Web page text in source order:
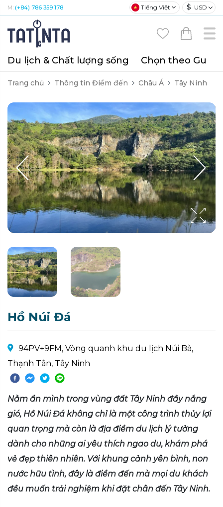
M: (+84) 786 359 178 Tiếng Việt $ USD
Du lịch & Chất lượng sống Chọn theo Gu
Trang chủ Thông tin Điểm đến Châu Á Tây Ninh
Hồ Núi Đá
94PV+9FM, Vòng quanh khu du lịch Núi Bà,
Thạnh Tân, Tây Ninh
Nằm ẩn mình trong vùng đất Tây Ninh đầy nắng
gió, Hồ Núi Đá không chỉ là một công trình thủy lợi
quan trọng mà còn là địa điểm du lịch lý tưởng
dành cho những ai yêu thích ngao du, khám phá
vẻ đẹp thiên nhiên. Với khung cảnh yên bình, non
nước hữu tình, đây là điểm đến mà mọi du khách
đều muốn trải nghiệm khi đặt chân đến Tây Ninh.